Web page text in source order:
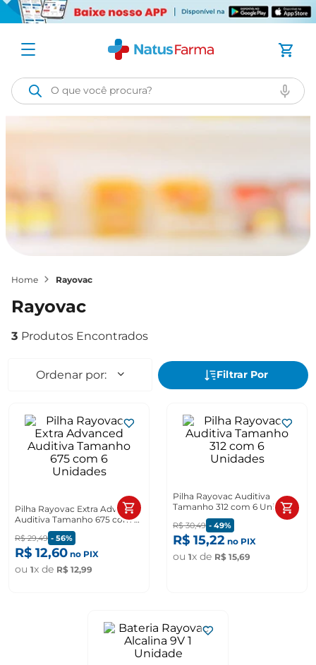
O que você procura?
rayovac
rayovac
3
Pilha Rayovac Extra Advanced
Auditiva Tamanho 675 com 6
Unidades
R$ 29,49 - 56%
R$ 12,60 no PIX
ou 1x de R$ 12,99
Pilha Rayovac Auditiva
Tamanho 312 com 6 Unidades
R$ 30,49 - 49%
R$ 15,22 no PIX
ou 1x de R$ 15,69